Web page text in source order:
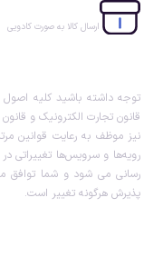
ارسال کالا به صورت کادویی
توجه داشته باشید کلیه اصول
قانون تجارت الکترونیک و
نیز موظف به رعایت قوانین
رویه‏‌ها و سرویس‏‌ها تغییراتی
رسانی می شود و شما توافق
پذیرش هرگونه تغییر است.